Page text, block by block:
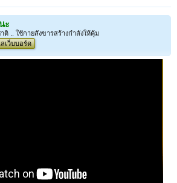
ะ
.. ใช้กายสังขารสร้างกำลังให้คุ้ม
เว็บบอร์ด